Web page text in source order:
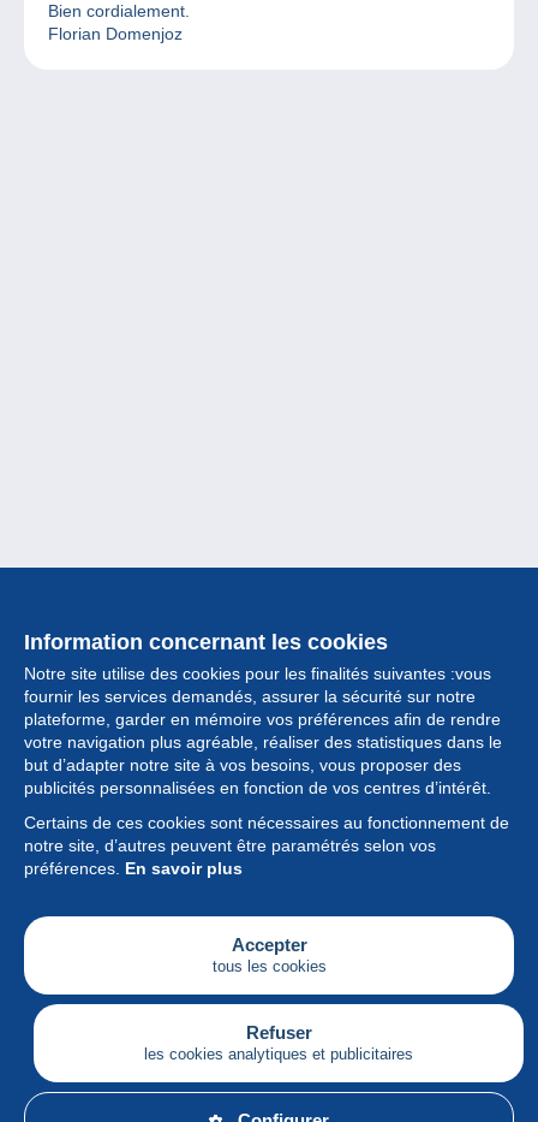
Bien cordialement.
Florian Domenjoz
Information concernant les cookies
Notre site utilise des cookies pour les finalités suivantes :vous
fournir les services demandés, assurer la sécurité sur notre
plateforme, garder en mémoire vos préférences afin de rendre
votre navigation plus agréable, réaliser des statistiques dans le
but d’adapter notre site à vos besoins, vous proposer des
publicités personnalisées en fonction de vos centres d’intérêt.
Certains de ces cookies sont nécessaires au fonctionnement de
notre site, d’autres peuvent être paramétrés selon vos
préférences. En savoir plus
Accepter
tous les cookies
Refuser
les cookies analytiques et publicitaires
Collection
Actualités
Fonctionnalités
Société
Services
Articles
Français